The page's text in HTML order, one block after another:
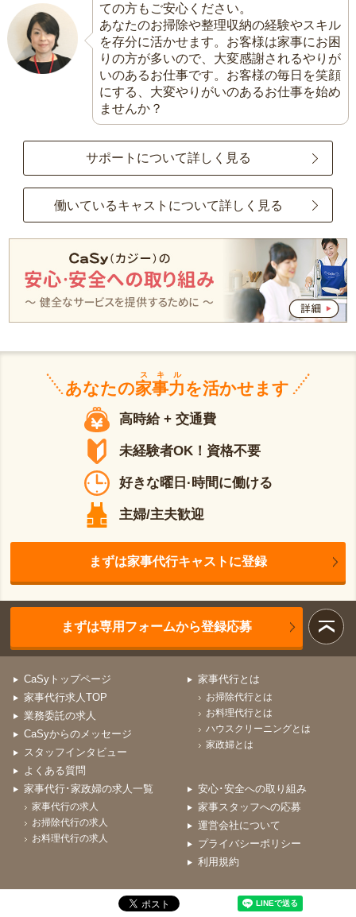
ての方もご安心ください。
あなたのお掃除や整理収納の経験やスキル
を存分に活かせます。お客様は家事にお困
りの方が多いので、大変感謝されるやりが
いのあるお仕事です。お客様の毎日を笑顔
にする、大変やりがいのあるお仕事を始め
ませんか？
サポートについて詳しく見る
働いているキャストについて詳しく見る
あなたの家事力
スキル
を活かせます
高時給 + 交通費
未経験者OK！資格不要
好きな曜日·時間に働ける
主婦/主夫歓迎
まずは家事代行キャストに登録
まずは専用フォームから登録応募
CaSyトップページ
家事代行求人TOP
業務委託の求人
CaSyからのメッセージ
スタッフインタビュー
よくある質問
家事代行とは
お掃除代行とは
お料理代行とは
ハウスクリーニングとは
家政婦とは
家事代行･家政婦の求人一覧
家事代行の求人
お掃除代行の求人
お料理代行の求人
安心･安全への取り組み
家事スタッフへの応募
運営会社について
プライバシーポリシー
利用規約